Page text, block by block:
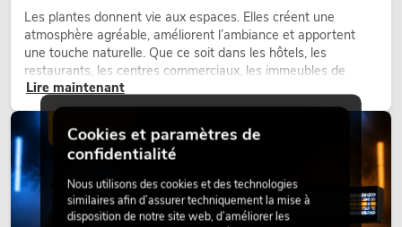
Les plantes donnent vie aux espaces. Elles créent une
atmosphère agréable, améliorent l’ambiance et apportent
une touche naturelle. Que ce soit dans les hôtels, les
restaurants, les centres commerciaux, les immeubles de
bureaux ou sur les stands d’exposition, une végétalisation de
qualité fait depuis longtemps partie intégrante des concepts
d’aménagement modernes.
Lire maintenant
ÉCLAIRAGE
Cookies et paramètres de
confidentialité
Nous utilisons des cookies et des technologies
similaires afin d’assurer techniquement la mise à
disposition de notre site web, d’améliorer les